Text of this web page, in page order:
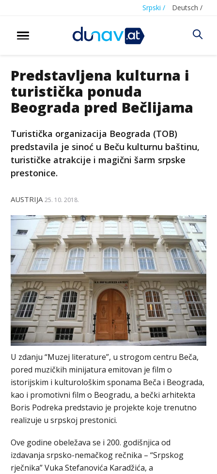
Srpski / Deutsch /
Predstavljena kulturna i
turistička ponuda
Beograda pred Bečlijama
Turistička organizacija Beograda (TOB)
predstavila je sinoć u Beču kulturnu baštinu,
turističke atrakcije i magični šarm srpske
prestonice.
AUSTRIJA 25. 10. 2018.
U zdanju “Muzej literature”, u strogom centru Beča,
pored muzičkih minijatura emitovan je film o
istorijskim i kulturološkim sponama Beča i Beograda,
kao i promotivni film o Beogradu, a bečki arhitekta
Boris Podreka predstavio je projekte koje trenutno
realizuje u srpskoj prestonici.
Ove godine obeležava se i 200. godišnjica od
izdavanja srpsko-nemačkog rečnika – “Srpskog
rječnika” Vuka Stefanovića Karadžića, a